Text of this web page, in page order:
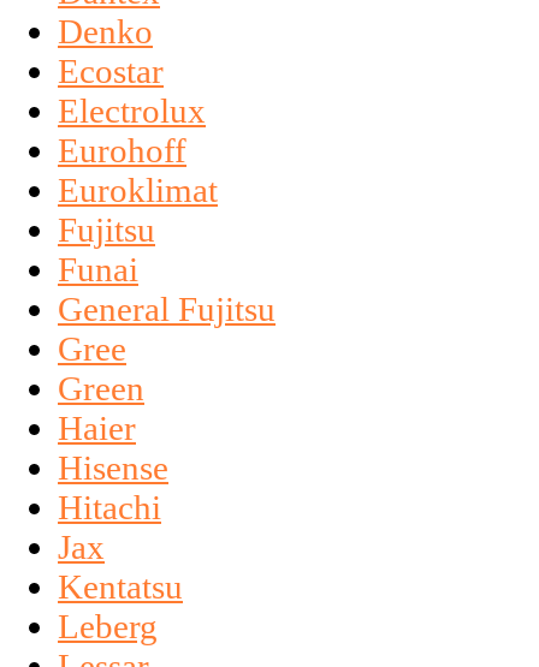
Denko
Ecostar
Electrolux
Eurohoff
Euroklimat
Fujitsu
Funai
General Fujitsu
Gree
Green
Haier
Hisense
Hitachi
Jax
Kentatsu
Leberg